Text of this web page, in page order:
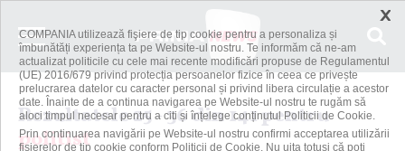
Rezultatele 25 - 36 din 141 pentru
politist
×
COMPANIA utilizează fişiere de tip cookie pentru a personaliza și
îmbunătăți experiența ta pe Website-ul nostru. Te informăm că ne-am
actualizat politicile cu cele mai recente modificări propuse de Regulamentul
(UE) 2016/679 privind protecția persoanelor fizice în ceea ce privește
prelucrarea datelor cu caracter personal și privind libera circulație a acestor
date. Înainte de a continua navigarea pe Website-ul nostru te rugăm să
aloci timpul necesar pentru a citi și înțelege conținutul Politicii de Cookie.
Prin continuarea navigării pe Website-ul nostru confirmi acceptarea utilizării
fişierelor de tip cookie conform Politicii de Cookie. Nu uita totuși că poți